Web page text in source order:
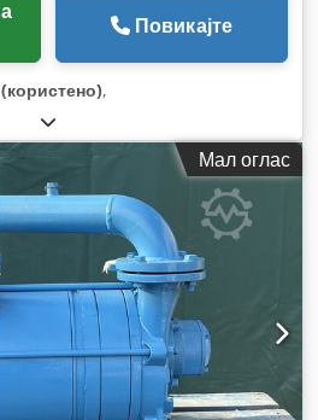
Повикајте
,
Мал оглас